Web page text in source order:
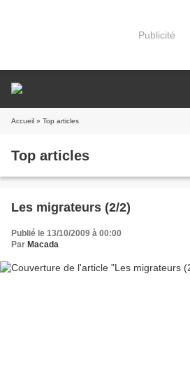
Publicité
Accueil » Top articles
Top articles
Les migrateurs (2/2)
Publié le 13/10/2009 à 00:00
Par Macada